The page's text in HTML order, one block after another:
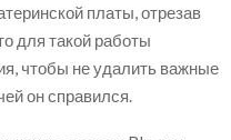
платы, отрезав
для такой работы
чтобы не удалить важные
он справился.